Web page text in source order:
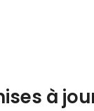
à